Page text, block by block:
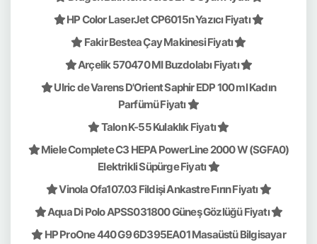
HP Color LaserJet CP6015n Yazıcı Fiyatı
Fakir Bestea Çay Makinesi Fiyatı
Arçelik 570470 MI Buzdolabı Fiyatı
Ulric de Varens D'Orient Saphir EDP 100 ml Kadın
Parfümü Fiyatı
Talon K-55 Kulaklık Fiyatı
Miele Complete C3 HEPA PowerLine 2000 W (SGFA0)
Elektrikli Süpürge Fiyatı
Vinola Ofa107.03 Fildişi Ankastre Fırın Fiyatı
Aqua Di Polo APSS031800 Güneş Gözlüğü Fiyatı
HP ProOne 440 G9 6D395EA01 Masaüstü Bilgisayar